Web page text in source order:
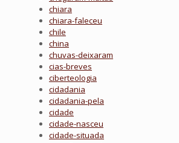
chiara
chiara-faleceu
chile
china
chuvas-deixaram
cias-breves
ciberteologia
cidadania
cidadania-pela
cidade
cidade-nasceu
cidade-situada